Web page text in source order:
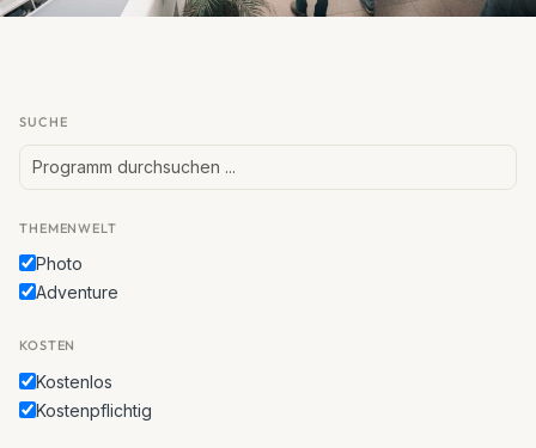
SUCHE
THEMENWELT
Photo
Adventure
KOSTEN
Kostenlos
Kostenpflichtig